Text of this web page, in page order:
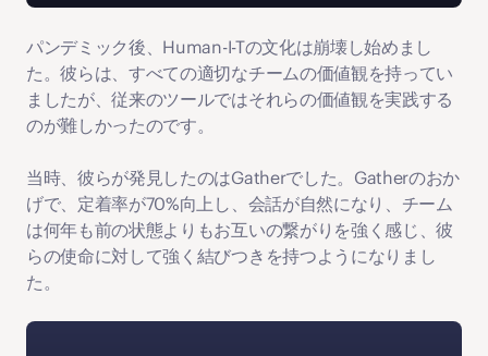
パンデミック後、Human-I-Tの文化は崩壊し始めまし
た。彼らは、すべての適切なチームの価値観を持ってい
ましたが、従来のツールではそれらの価値観を実践する
のが難しかったのです。
当時、彼らが発見したのはGatherでした。Gatherのおか
げで、定着率が70%向上し、会話が自然になり、チーム
は何年も前の状態よりもお互いの繋がりを強く感じ、彼
らの使命に対して強く結びつきを持つようになりまし
た。